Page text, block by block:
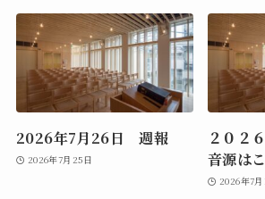
2026年7月26日 週報
2026年7月25日
２０２
音源は
2026年7